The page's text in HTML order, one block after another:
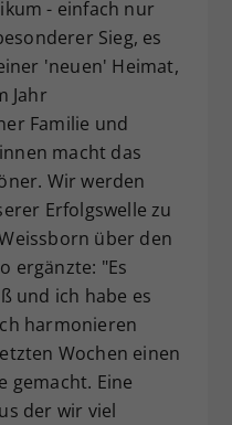
- einfach nur
Sieg, es
'neuen' Heimat,
Jahr
Familie und
macht das
Wir werden
Erfolgswelle zu
über den
ergänzte: "Es
und ich habe es
harmonieren
Wochen einen
gemacht. Eine
der wir viel